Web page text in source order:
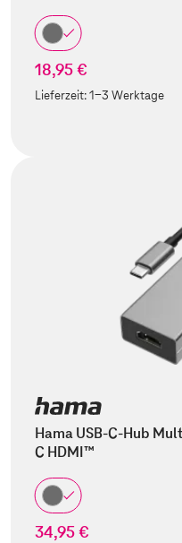
18,95 €
Lieferzeit:1-3 Werktage
Hama USB-C-Hub
C HDMI™
34,95 €